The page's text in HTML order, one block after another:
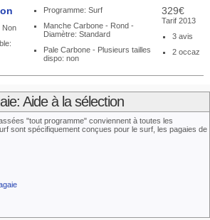
Non
Programme: Surf
Manche Carbone - Rond -
Diamètre: Standard
Pale Carbone - Plusieurs tailles
dispo: non
329€
Tarif 2013
3 avis
2 occaz
Aide à la sélection
"tout programme" conviennent à toutes les
sont spécifiquement conçues pour le surf, les pagaies de